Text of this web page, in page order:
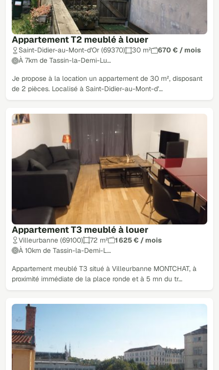
Appartement T2 meublé à louer
Saint-Didier-au-Mont-d'Or (69370) 30 m²
670 € / mois
À 7km de Tassin-la-Demi-Lu…
Je propose à la location un appartement de 30 m², disposant
de 2 pièces. Localisé à Saint-Didier-au-Mont-d'…
Appartement T3 meublé à louer
Villeurbanne (69100) 72 m²
1 625 € / mois
À 10km de Tassin-la-Demi-L…
Appartement meublé T3 situé à Villeurbanne MONTCHAT, à
proximité immédiate de la place ronde et à 5 mn du tr…